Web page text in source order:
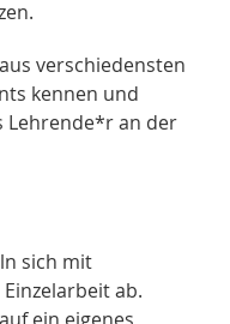
verschiedensten
kennen und
Lehrende*r an der
sich mit
ab.
ein eigenes